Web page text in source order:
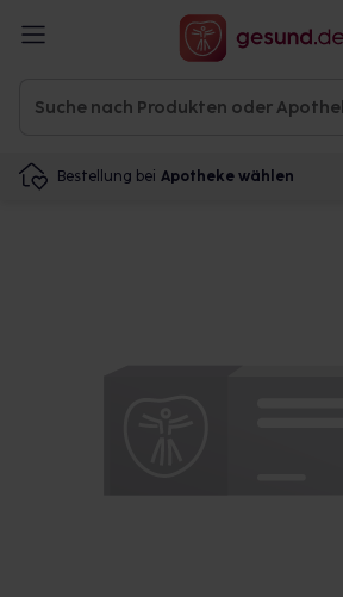
Bestellung bei Apotheke wählen